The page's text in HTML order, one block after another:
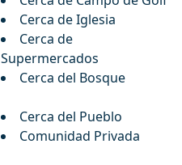
Cerca de Iglesia
Cerca de
Supermercados
Cerca del Bosque
Cerca del Pueblo
Comunidad Privada